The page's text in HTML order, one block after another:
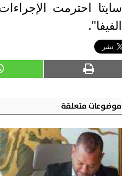
سايتا احترمت
الفيفا".
موضوعات متعلقة